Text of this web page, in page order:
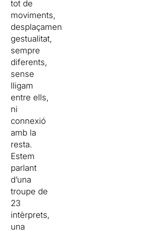
tot de
moviments,
desplaçaments,
gestualitat,
sempre
diferents,
sense
lligam
entre ells,
ni
connexió
amb la
resta.
Estem
parlant
d’una
troupe de
23
intèrprets,
una